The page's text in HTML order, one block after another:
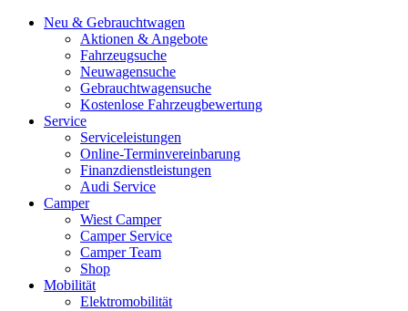
Neu & Gebrauchtwagen
Aktionen & Angebote
Fahrzeugsuche
Neuwagensuche
Gebrauchtwagensuche
Kostenlose Fahrzeugbewertung
Service
Serviceleistungen
Online-Terminvereinbarung
Finanzdienstleistungen
Audi Service
Camper
Wiest Camper
Camper Service
Camper Team
Shop
Mobilität
Elektromobilität